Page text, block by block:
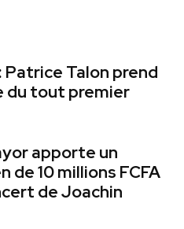
Patrice Talon prend
du tout premier
apporte un
de 10 millions FCFA
de Joachin